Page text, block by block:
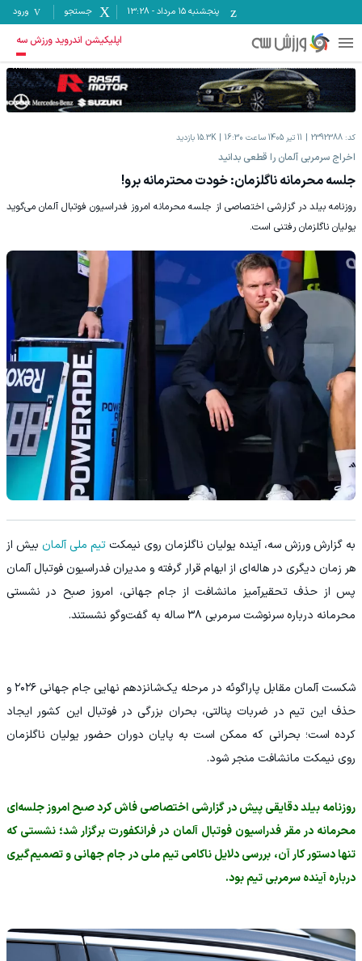
پنجشنبه ۱۵ مرداد -
13:28 جستجو ورود
اپلیکیشن اندروید ورزش سه
کد: 2392388 11 تیر 1405 ساعت 16:30 15.3K بازدید
اخراج سرمربی آلمان را قطعی بدانید
جلسه محرمانه ناگلزمان: خودت محترمانه برو!
روزنامه بیلد در گزارشی اختصاصی از جلسه محرمانه امروز فدراسیون فوتبال آلمان می‌گوید
یولیان ناگلزمان رفتنی است.
به گزارش ورزش سه، آینده یولیان ناگلزمان روی نیمکت تیم ملی آلمان بیش از
هر زمان دیگری در هاله‌ای از ابهام قرار گرفته و مدیران فدراسیون فوتبال آلمان
پس از حذف تحقیرآمیز مانشافت از جام جهانی، امروز صبح در نشستی
محرمانه درباره سرنوشت سرمربی ۳۸ ساله به گفت‌وگو نشستند.
شکست آلمان مقابل پاراگوئه در مرحله یک‌شانزدهم نهایی جام جهانی ۲۰۲۶ و
حذف این تیم در ضربات پنالتی، بحران بزرگی در فوتبال این کشور ایجاد
کرده است؛ بحرانی که ممکن است به پایان دوران حضور یولیان ناگلزمان
روی نیمکت مانشافت منجر شود.
روزنامه بیلد دقایقی پیش در گزارشی اختصاصی فاش کرد صبح امروز جلسه‌ای
محرمانه در مقر فدراسیون فوتبال آلمان در فرانکفورت برگزار شد؛ نشستی که
تنها دستور کار آن، بررسی دلایل ناکامی تیم ملی در جام جهانی و تصمیم‌گیری
درباره آینده سرمربی تیم بود.